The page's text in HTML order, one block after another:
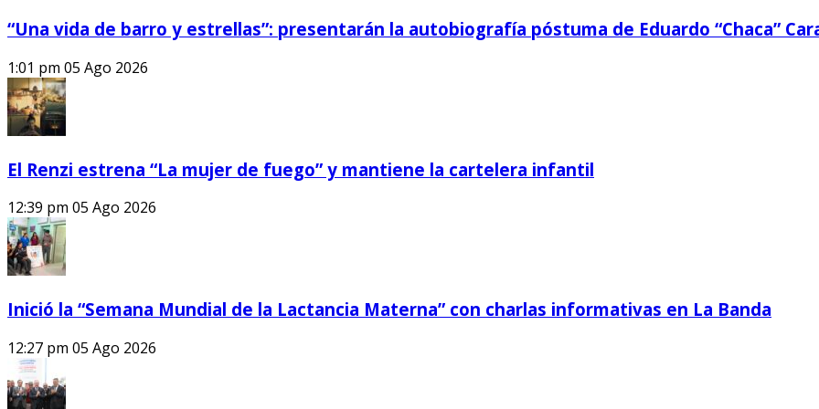
“Una vida de barro y estrellas”: presentarán la autobiografía póstuma de Eduardo “Chaca”
1:01 pm 05 Ago 2026
El Renzi estrena “La mujer de fuego” y mantiene la cartelera infantil
12:39 pm 05 Ago 2026
Inició la “Semana Mundial de la Lactancia Materna” con charlas informativas en La Banda
12:27 pm 05 Ago 2026